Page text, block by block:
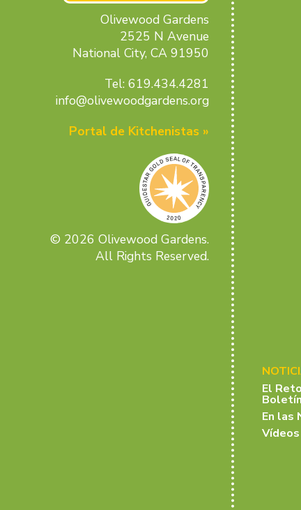
Olivewood Gardens
2525 N Avenue
National City, CA 91950
Tel: 619.434.4281
info@olivewoodgardens.org
Portal de Kitchenistas »
© 2026 Olivewood Gardens.
All Rights Reserved.
El
Boletín
En las
Vídeos